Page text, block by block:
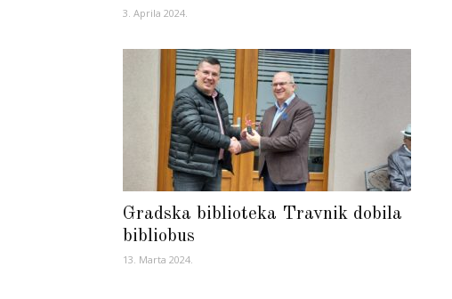
3. Aprila 2024.
Gradska biblioteka Travnik dobila
bibliobus
13. Marta 2024.